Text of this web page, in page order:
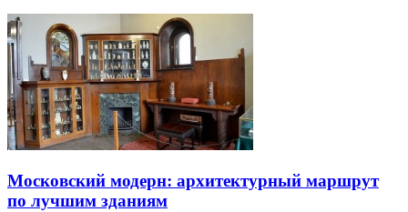
Московский модерн: архитектурный маршрут
по лучшим зданиям